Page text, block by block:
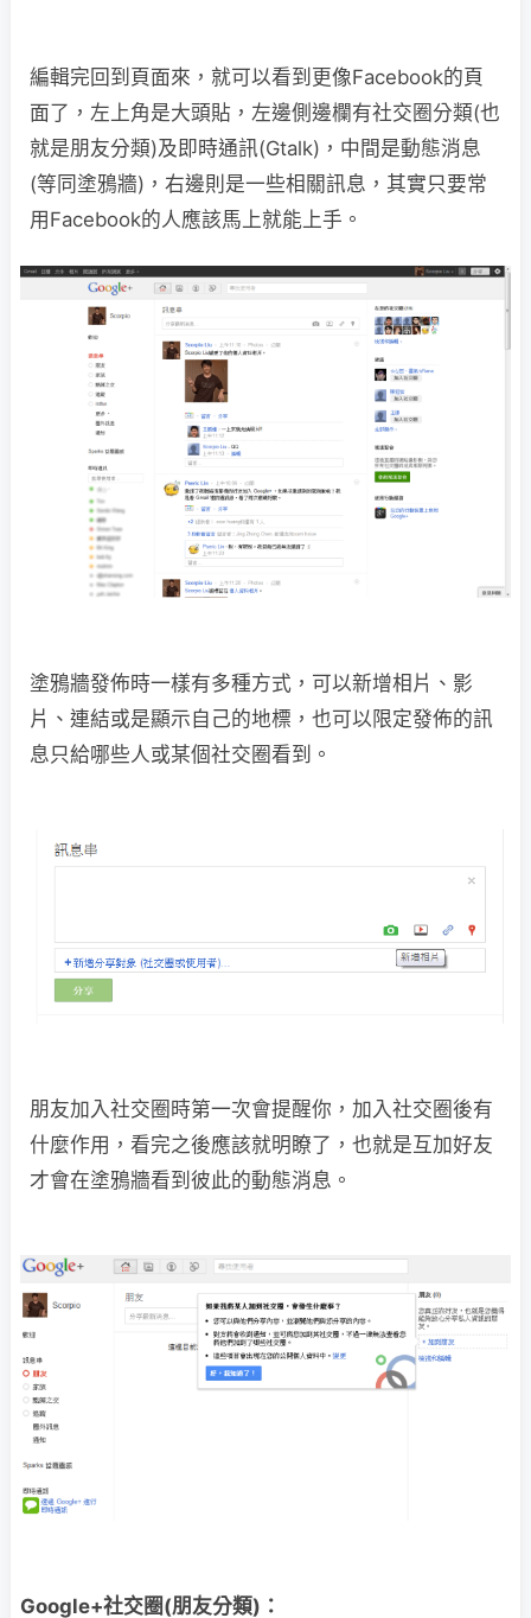
編輯完回到頁面來，就可以看到更像Facebook的頁
面了，左上角是大頭貼，左邊側邊欄有社交圈分類(也
就是朋友分類)及即時通訊(Gtalk)，中間是動態消息
(等同塗鴉牆)，右邊則是一些相關訊息，其實只要常
用Facebook的人應該馬上就能上手。
塗鴉牆發佈時一樣有多種方式，可以新增相片、影
片、連結或是顯示自己的地標，也可以限定發佈的訊
息只給哪些人或某個社交圈看到。
朋友加入社交圈時第一次會提醒你，加入社交圈後有
什麼作用，看完之後應該就明瞭了，也就是互加好友
才會在塗鴉牆看到彼此的動態消息。
Google+社交圈(朋友分類)：